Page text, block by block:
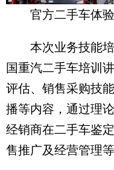
官方二手车体
本次业务技能培
国重汽二手车培训
评估、销售采购技
播等内容，通过理
经销商在二手车鉴
售推广及经营管理